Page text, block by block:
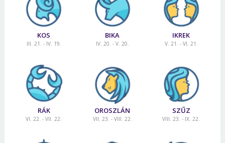
KOS
III. 21. - IV. 19.
BIKA
IV. 20. - V. 20.
IKREK
V. 21. - VI. 21.
RÁK
VI. 22. - VII. 22.
OROSZLÁN
VII. 23. - VIII. 22.
SZŰZ
VIII. 23. - IX. 22.